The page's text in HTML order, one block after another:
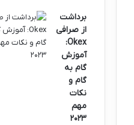
برداشت
از صرافی
Okex:
آموزش
گام به
گام و
نکات
مهم
۲۰۲۳